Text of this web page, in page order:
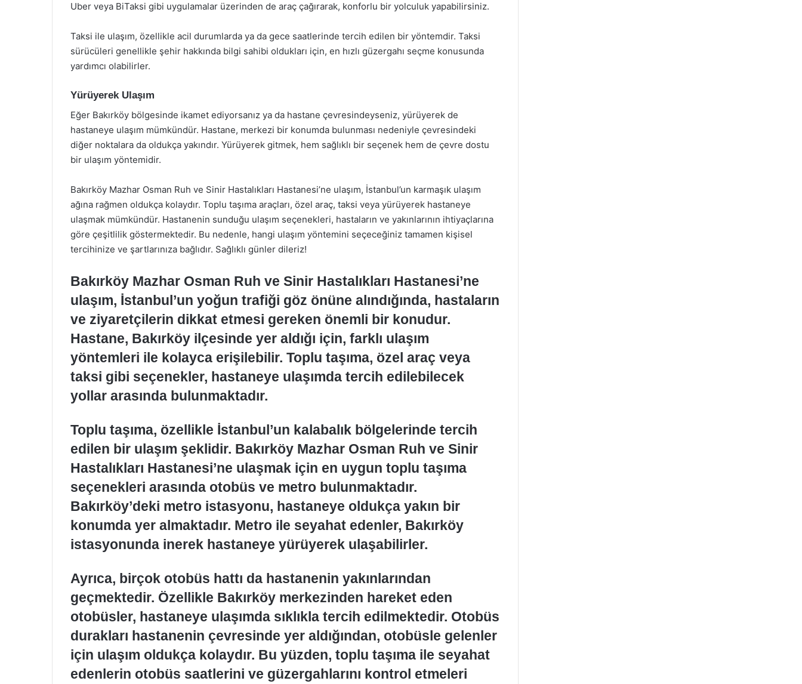
Uber veya BiTaksi gibi uygulamalar üzerinden de araç çağırarak, konforlu bir yolculuk yapabilirsiniz.
Taksi ile ulaşım, özellikle acil durumlarda ya da gece saatlerinde tercih edilen bir yöntemdir. Taksi
sürücüleri genellikle şehir hakkında bilgi sahibi oldukları için, en hızlı güzergahı seçme konusunda
yardımcı olabilirler.
Yürüyerek Ulaşım
Eğer Bakırköy bölgesinde ikamet ediyorsanız ya da hastane çevresindeyseniz, yürüyerek de
hastaneye ulaşım mümkündür. Hastane, merkezi bir konumda bulunması nedeniyle çevresindeki
diğer noktalara da oldukça yakındır. Yürüyerek gitmek, hem sağlıklı bir seçenek hem de çevre dostu
bir ulaşım yöntemidir.
Bakırköy Mazhar Osman Ruh ve Sinir Hastalıkları Hastanesi’ne ulaşım, İstanbul’un karmaşık ulaşım
ağına rağmen oldukça kolaydır. Toplu taşıma araçları, özel araç, taksi veya yürüyerek hastaneye
ulaşmak mümkündür. Hastanenin sunduğu ulaşım seçenekleri, hastaların ve yakınlarının ihtiyaçlarına
göre çeşitlilik göstermektedir. Bu nedenle, hangi ulaşım yöntemini seçeceğiniz tamamen kişisel
tercihinize ve şartlarınıza bağlıdır. Sağlıklı günler dileriz!
Bakırköy Mazhar Osman Ruh ve Sinir Hastalıkları Hastanesi’ne
ulaşım, İstanbul’un yoğun trafiği göz önüne alındığında, hastaların
ve ziyaretçilerin dikkat etmesi gereken önemli bir konudur.
Hastane, Bakırköy ilçesinde yer aldığı için, farklı ulaşım
yöntemleri ile kolayca erişilebilir. Toplu taşıma, özel araç veya
taksi gibi seçenekler, hastaneye ulaşımda tercih edilebilecek
yollar arasında bulunmaktadır.
Toplu taşıma, özellikle İstanbul’un kalabalık bölgelerinde tercih
edilen bir ulaşım şeklidir. Bakırköy Mazhar Osman Ruh ve Sinir
Hastalıkları Hastanesi’ne ulaşmak için en uygun toplu taşıma
seçenekleri arasında otobüs ve metro bulunmaktadır.
Bakırköy’deki metro istasyonu, hastaneye oldukça yakın bir
konumda yer almaktadır. Metro ile seyahat edenler, Bakırköy
istasyonunda inerek hastaneye yürüyerek ulaşabilirler.
Ayrıca, birçok otobüs hattı da hastanenin yakınlarından
geçmektedir. Özellikle Bakırköy merkezinden hareket eden
otobüsler, hastaneye ulaşımda sıklıkla tercih edilmektedir. Otobüs
durakları hastanenin çevresinde yer aldığından, otobüsle gelenler
için ulaşım oldukça kolaydır. Bu yüzden, toplu taşıma ile seyahat
edenlerin otobüs saatlerini ve güzergahlarını kontrol etmeleri